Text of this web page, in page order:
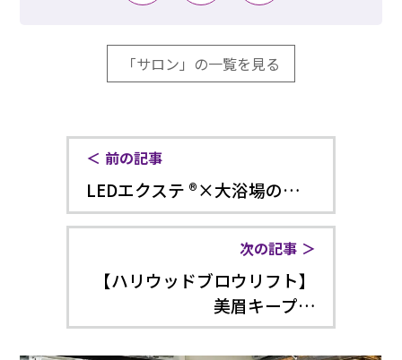
「サロン」の一覧を見る
前の記事
LEDエクステ ®×大浴場の…
次の記事
【ハリウッドブロウリフト】
美眉キープ…